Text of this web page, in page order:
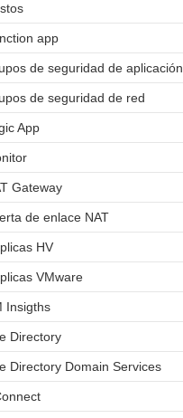
app
de seguridad de aplicación
de seguridad de red
App
Gateway
de enlace NAT
HV
VMware
Insigths
Directory
Directory Domain Services